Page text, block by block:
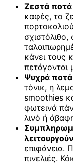
Ζεστά ποτά
καφές, το
κάνει τους
πετάγονται
Ψυχρά ποτά
τόνικ, η
smoothies
φωτεινά
λινό ή
επιφάνεια.
πινελιές.